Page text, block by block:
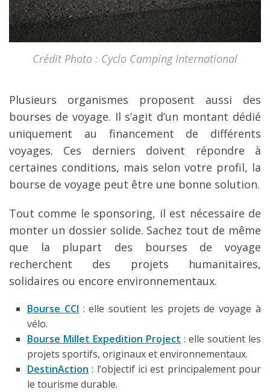
Crédit Photo : Cyclo Camping International
Plusieurs organismes proposent aussi des
bourses de voyage. Il s’agit d’un montant dédié
uniquement au financement de différents
voyages. Ces derniers doivent répondre à
certaines conditions, mais selon votre profil, la
bourse de voyage peut être une bonne solution.
Tout comme le sponsoring, il est nécessaire de
monter un dossier solide. Sachez tout de même
que la plupart des bourses de voyage
recherchent des projets humanitaires,
solidaires ou encore environnementaux.
Bourse CCI : elle soutient les projets de voyage à
vélo.
Bourse Millet Expedition Project : elle soutient les
projets sportifs, originaux et environnementaux.
DestinAction : l’objectif ici est principalement pour
le tourisme durable.